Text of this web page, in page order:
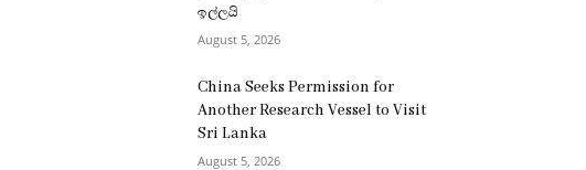
ඉල්ලයි
August 5, 2026
China Seeks Permission for
Another Research Vessel to Visit
Sri Lanka
August 5, 2026